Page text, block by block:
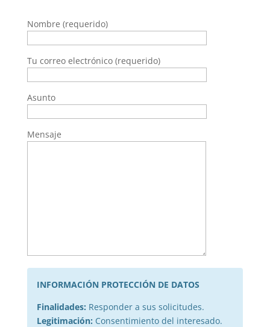
Nombre (requerido)
Tu correo electrónico (requerido)
Asunto
Mensaje
INFORMACIÓN PROTECCIÓN DE DATOS
Finalidades: Responder a sus solicitudes.
Legitimación: Consentimiento del interesado.